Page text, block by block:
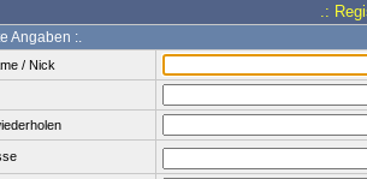
.:
Angaben :.
/ Nick